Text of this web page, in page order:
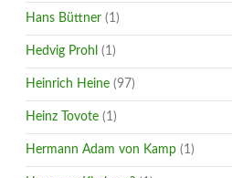
Hans Büttner (1)
Hedvig Prohl (1)
Heinrich Heine (97)
Heinz Tovote (1)
Hermann Adam von Kamp (1)